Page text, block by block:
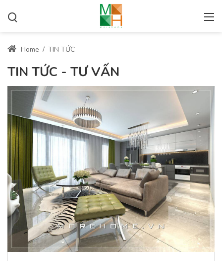
Home / TIN TỨC
TIN TỨC - TƯ VẤN